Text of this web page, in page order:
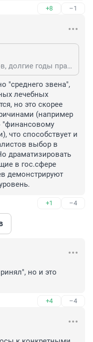
+8 –1
Дикая нехватка специалистов, долгие годы правительство жестко лимитировало количество бюджетных мест в мед институтах по минимуму, сокращало больницы, поликлиники, амбулатории, врачей стало очень мало, а хороших врачей вообще днем с огнем не сыщешь! По большому счету эта проведенная "оптимизация" - геноцид граждан и вредительство, но никто за это не ответил!
"среднего звена",
лечебных
но это скорее
(например
"финансовому
что способствует и
выбор в
драматизировать
в гос.сфере
демонстрируют
+1 –4
но и это
+4 –4